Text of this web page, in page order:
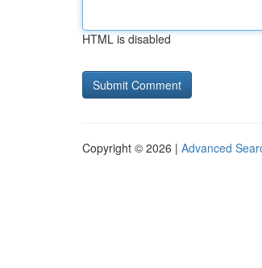
HTML is disabled
Copyright © 2026 | Advanced